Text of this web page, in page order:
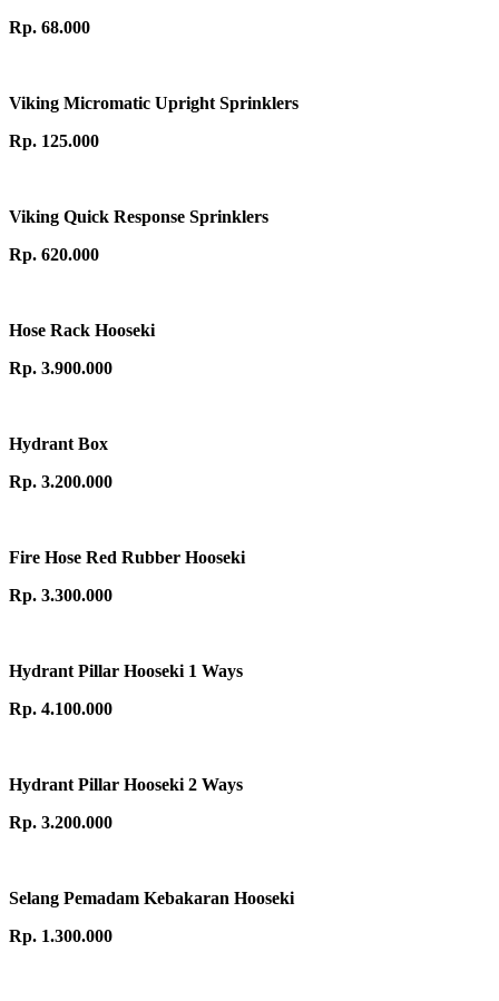
Rp. 68.000
Viking Micromatic Upright Sprinklers
Rp. 125.000
Viking Quick Response Sprinklers
Rp. 620.000
Hose Rack Hooseki
Rp. 3.900.000
Hydrant Box
Rp. 3.200.000
Fire Hose Red Rubber Hooseki
Rp. 3.300.000
Hydrant Pillar Hooseki 1 Ways
Rp. 4.100.000
Hydrant Pillar Hooseki 2 Ways
Rp. 3.200.000
Selang Pemadam Kebakaran Hooseki
Rp. 1.300.000